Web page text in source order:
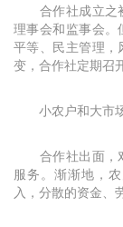
合作社成立之初
理事会和监事会。
平等、民主管理，
变，合作社定期召
小农户和大市场
合作社出面，
服务。渐渐地，
入，分散的资金、